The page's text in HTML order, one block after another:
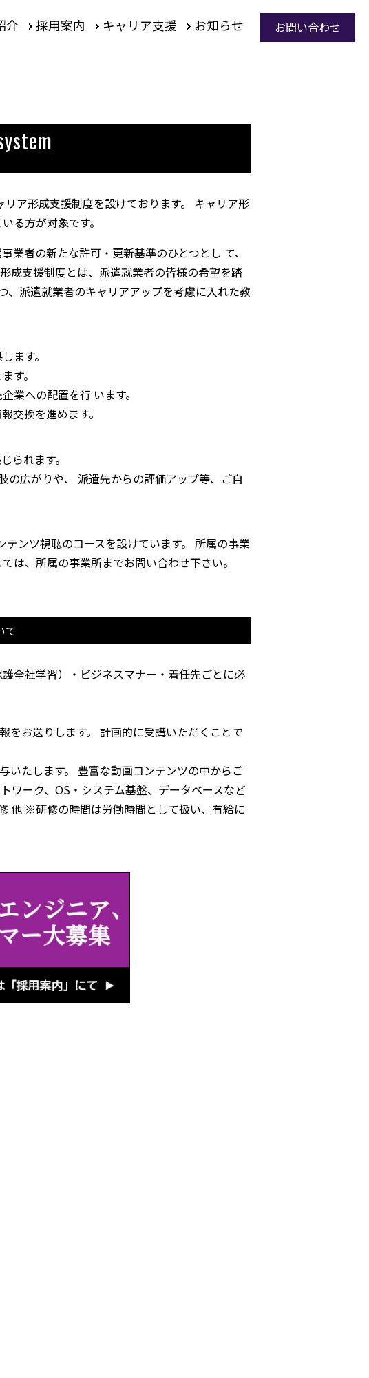
介 採用案内 キャリア支援 お知らせ お問い合わせ
ア形成支援制度を設けております。 キャリア形
る方が対象です。
者の新たな許可・更新基準のひとつとし て、
成支援制度とは、派遣就業者の皆様の希望を踏
、派遣就業者のキャリアアップを考慮に入れた教
ます。
す。
業への配置を行 います。
交換を進めます。
られます。
の広がりや、 派遣先からの評価アップ等、ご自
ンツ視聴のコースを設けています。 所属の事業
は、所属の事業所までお問い合わせ下さい。
て
全社学習）・ビジネスマナー・着任先ごとに必
をお送りします。 計画的に受講いただくことで
いたします。 豊富な動画コンテンツの中からご
ワーク、OS・システム基盤、データベースなど
他 ※研修の時間は労働時間として扱い、有給に